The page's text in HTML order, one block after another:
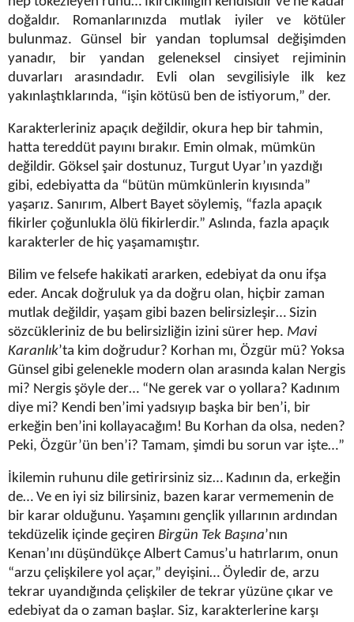
doğaldır. Romanlarınızda mutlak iyiler ve kötüler
bulunmaz. Günsel bir yandan toplumsal değişimden
yanadır, bir yandan geleneksel cinsiyet rejiminin
duvarları arasındadır. Evli olan sevgilisiyle ilk kez
yakınlaştıklarında, “işin kötüsü ben de istiyorum,” der.
Karakterleriniz apaçık değildir, okura hep bir tahmin,
hatta tereddüt payını bırakır. Emin olmak, mümkün
değildir. Göksel şair dostunuz, Turgut Uyar’ın yazdığı
gibi, edebiyatta da “bütün mümkünlerin kıyısında”
yaşarız. Sanırım, Albert Bayet söylemiş, “fazla apaçık
fikirler çoğunlukla ölü fikirlerdir.” Aslında, fazla apaçık
karakterler de hiç yaşamamıştır.
Bilim ve felsefe hakikati ararken, edebiyat da onu ifşa
eder. Ancak doğruluk ya da doğru olan, hiçbir zaman
mutlak değildir, yaşam gibi bazen belirsizleşir… Sizin
sözcükleriniz de bu belirsizliğin izini sürer hep. Mavi
Karanlık’ta kim doğrudur? Korhan mı, Özgür mü? Yoksa
Günsel gibi gelenekle modern olan arasında kalan Nergis
mi? Nergis şöyle der… “Ne gerek var o yollara? Kadınım
diye mi? Kendi ben’imi yadsıyıp başka bir ben’i, bir
erkeğin ben’ini kollayacağım! Bu Korhan da olsa, neden?
Peki, Özgür’ün ben’i? Tamam, şimdi bu sorun var işte…”
İkilemin ruhunu dile getirirsiniz siz… Kadının da, erkeğin
de… Ve en iyi siz bilirsiniz, bazen karar vermemenin de
bir karar olduğunu. Yaşamını gençlik yıllarının ardından
tekdüzelik içinde geçiren Birgün Tek Başına’nın
Kenan’ını düşündükçe Albert Camus’u hatırlarım, onun
“arzu çelişkilere yol açar,” deyişini… Öyledir de, arzu
tekrar uyandığında çelişkiler de tekrar yüzüne çıkar ve
edebiyat da o zaman başlar. Siz, karakterlerine karşı